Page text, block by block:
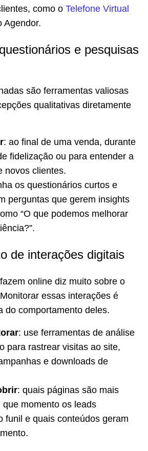
como o Telefone Virtual
Agendor.
e pesquisas
são ferramentas valiosas
qualitativas diretamente
: ao final de uma venda, durante
fidelização ou para entender a
novos clientes.
os questionários curtos e
perguntas que gerem insights
“O que podemos melhorar
de interações digitais
online diz muito sobre o
essas interações é
do comportamento deles.
: use ferramentas de análise
para rastrear visitas ao site,
e downloads de
: quais páginas são mais
que momento os leads
funil e quais conteúdos geram